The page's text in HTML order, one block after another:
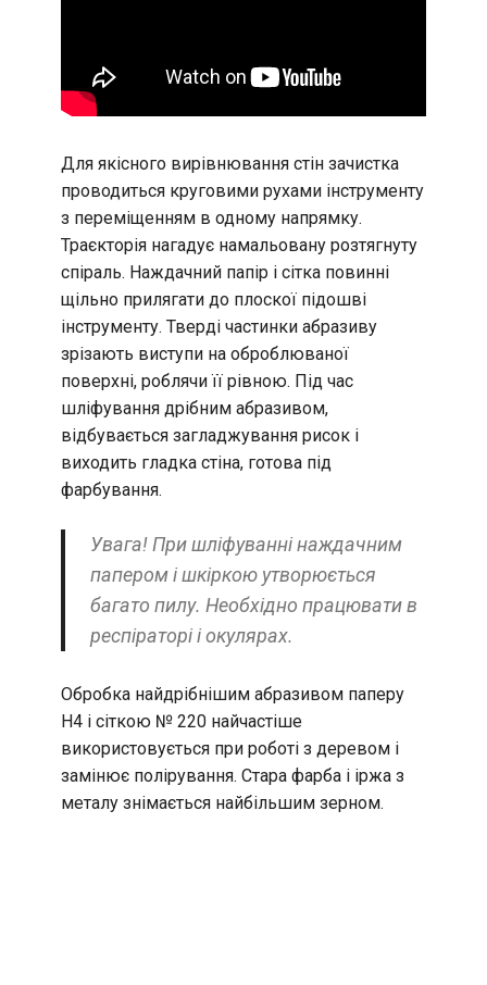
Для якісного вирівнювання стін зачистка
проводиться круговими рухами інструменту
з переміщенням в одному напрямку.
Траєкторія нагадує намальовану розтягнуту
спіраль. Наждачний папір і сітка повинні
щільно прилягати до плоскої підошві
інструменту. Тверді частинки абразиву
зрізають виступи на оброблюваної
поверхні, роблячи її рівною. Під час
шліфування дрібним абразивом,
відбувається загладжування рисок і
виходить гладка стіна, готова під
фарбування.
Увага! При шліфуванні наждачним
папером і шкіркою утворюється
багато пилу. Необхідно працювати в
респіраторі і окулярах.
Обробка найдрібнішим абразивом паперу
Н4 і сіткою № 220 найчастіше
використовується при роботі з деревом і
замінює полірування. Стара фарба і іржа з
металу знімається найбільшим зерном.